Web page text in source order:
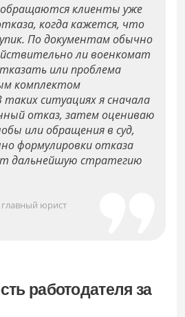
клиенты уже
когда кажется, что
По документам обычно
ли военкомат
или проблема
комплектом
ситуациях я сначала
отказ, затем оцениваю
или обращения в суд,
формулировки отказа
дальнейшую стратегию
юрист
работодателя за